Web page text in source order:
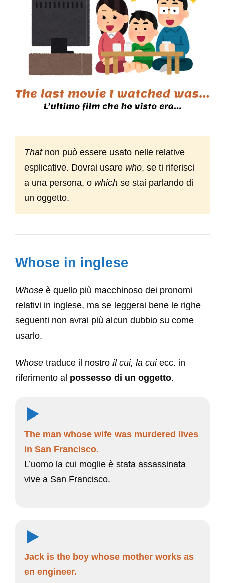
That non può essere usato nelle relative
esplicative. Dovrai usare who, se ti riferisci
a una persona, o which se stai parlando di
un oggetto.
Whose in inglese
Whose è quello più macchinoso dei pronomi
relativi in inglese, ma se leggerai bene le righe
seguenti non avrai più alcun dubbio su come
usarlo.
Whose traduce il nostro il cui, la cuiecc. in
riferimento al possesso di un oggetto.
The man whose wife was murdered lives
in San Francisco.
L’uomo la cui moglie è stata assassinata
vive a San Francisco.
Jack is the boy whose mother works as
en engineer.